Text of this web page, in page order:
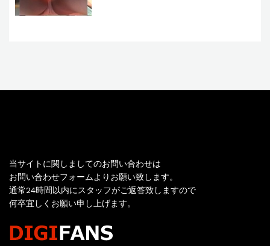
当サイトに関しましてのお問い合わせは
お問い合わせフォームよりお願い致します。
通常24時間以内にスタッフがご返答致しますので
何卒宜しくお願い申し上げます。